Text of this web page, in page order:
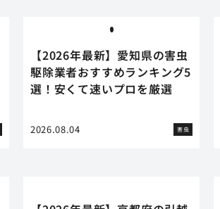
【2026年最新】愛知県の害虫
駆除業者おすすめランキング5
選！安くて速いプロを厳選
2026.08.04 害虫